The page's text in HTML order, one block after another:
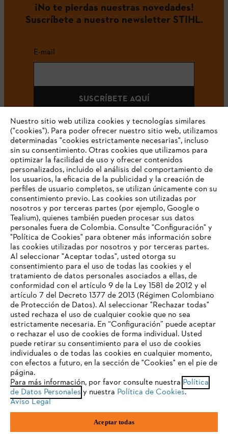
¡No te pierdas nuestras novedades!
Suscríbete a nuestro newsletter STIHL.
E-mail
SUSCRÍBETE AQUÍ
#STIHLCOLOMBIA
Nuestra empresa
Preguntas frecuentes
Contacto
Política tratamiento de datos personales Aviso legal
Cookies Información legal
TU NAVEGADOR NO ES
COMPATIBLE
El navegador que estás utilizando no es compatible con
nuestra página web. Para que puedas disfrutar de nuestro
contenido, utiliza uno de los siguientes navegadores:
firefox chrome
safari edge
Nuestro sitio web utiliza cookies y tecnologías similares
("cookies"). Para poder ofrecer nuestro sitio web, utilizamos
determinadas "cookies estrictamente necesarias", incluso
sin su consentimiento. Otras cookies que utilizamos para
optimizar la facilidad de uso y ofrecer contenidos
personalizados, incluido el análisis del comportamiento de
los usuarios, la eficacia de la publicidad y la creación de
perfiles de usuario completos, se utilizan únicamente con su
consentimiento previo. Las cookies son utilizadas por
nosotros y por terceras partes (por ejemplo, Google o
Tealium), quienes también pueden procesar sus datos
personales fuera de Colombia. Consulte "Configuración" y
"Política de Cookies" para obtener más información sobre
las cookies utilizadas por nosotros y por terceras partes.
Al seleccionar "Aceptar todas", usted otorga su
consentimiento para el uso de todas las cookies y el
tratamiento de datos personales asociados a ellas, de
conformidad con el artículo 9 de la Ley 1581 de 2012 y el
artículo 7 del Decreto 1377 de 2013 (Régimen Colombiano
de Protección de Datos). Al seleccionar "Rechazar todas"
usted rechaza el uso de cualquier cookie que no sea
estrictamente necesaria. En “Configuración” puede aceptar
o rechazar el uso de cookies de forma individual. Usted
puede retirar su consentimiento para el uso de cookies
individuales o de todas las cookies en cualquier momento,
con efectos a futuro, en la sección de "Cookies" en el pie de
página.
Para más información, por favor consulte nuestra Política
de Datos Personales y nuestra Política de Cookies.
Aviso Legal
Aceptar todas